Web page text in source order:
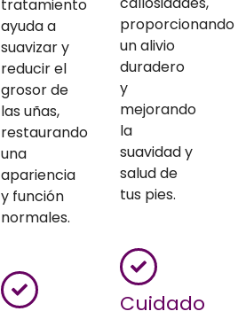
tratamiento
ayuda a
suavizar y
reducir el
grosor de
las uñas,
restaurando
una
apariencia
y función
normales.
proporcionando
un alivio
duradero
y
mejorando
la
suavidad y
salud de
tus pies.
Cuidado